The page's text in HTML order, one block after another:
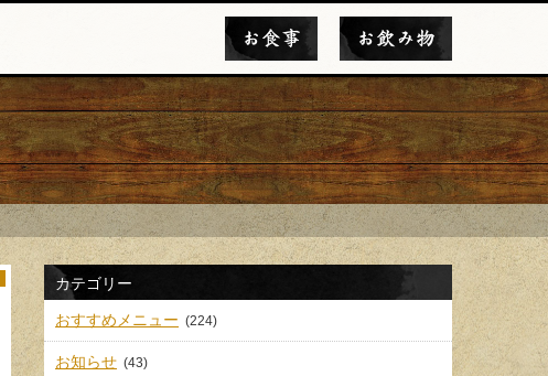
お食事 お飲み物
カテゴリー
おすすめメニュー (224)
お知らせ (43)